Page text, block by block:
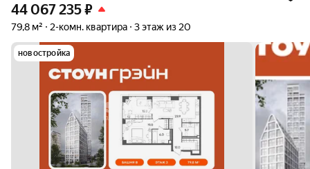
44 067 235₽
79,8 м² 2-комн. квартира 3 этаж из 20
новостройка